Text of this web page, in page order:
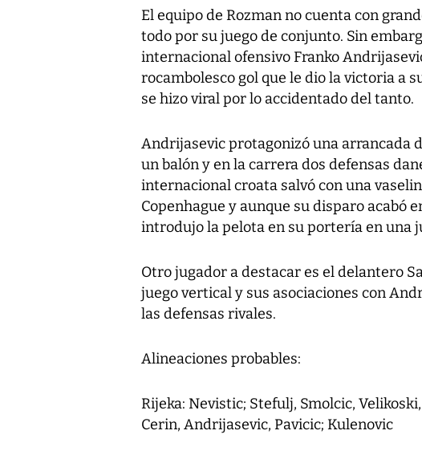
El equipo de Rozman no cuenta con
todo por su juego de conjunto. Sin
internacional ofensivo Franko
rocambolesco gol que le dio la victoria a
se hizo viral por lo accidentado del tanto.
Andrijasevic protagonizó una arrancada
un balón y en la carrera dos defensas
internacional croata salvó con una
Copenhague y aunque su disparo acabó
introdujo la pelota en su portería en una
Otro jugador a destacar es el delantero
juego vertical y sus asociaciones con
las defensas rivales.
Alineaciones probables:
Rijeka: Nevistic; Stefulj, Smolcic,
Cerin, Andrijasevic, Pavicic; Kulenovic